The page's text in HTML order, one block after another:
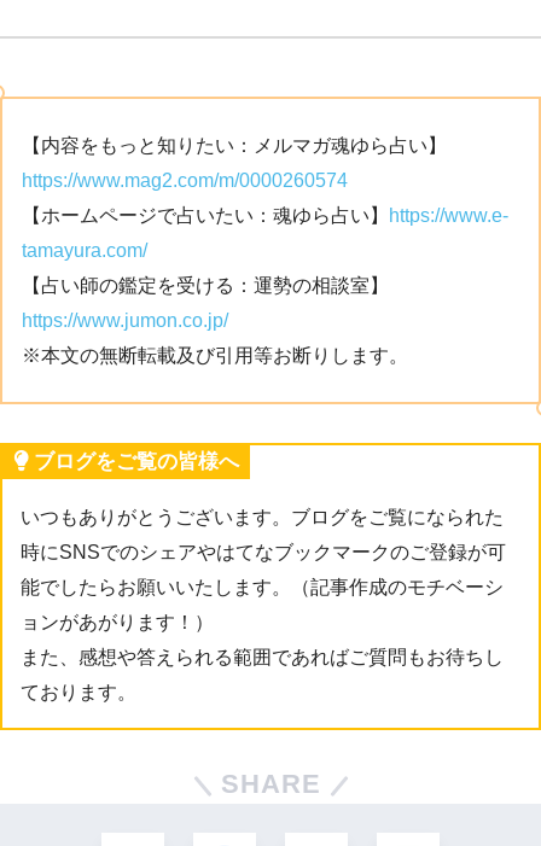
【内容をもっと知りたい：メルマガ魂ゆら占い】
https://www.mag2.com/m/0000260574
【ホームページで占いたい：魂ゆら占い】
https://www.e-
tamayura.com/
【占い師の鑑定を受ける：運勢の相談室】
https://www.jumon.co.jp/
※本文の無断転載及び引用等お断りします。
ブログをご覧の皆様へ
いつもありがとうございます。ブログをご覧になられた
時にSNSでのシェアやはてなブックマークのご登録が可
能でしたらお願いいたします。（記事作成のモチベーシ
ョンがあがります！）
また、感想や答えられる範囲であればご質問もお待ちし
ております。
SHARE